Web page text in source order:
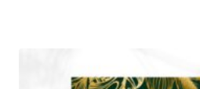
945,00 zł